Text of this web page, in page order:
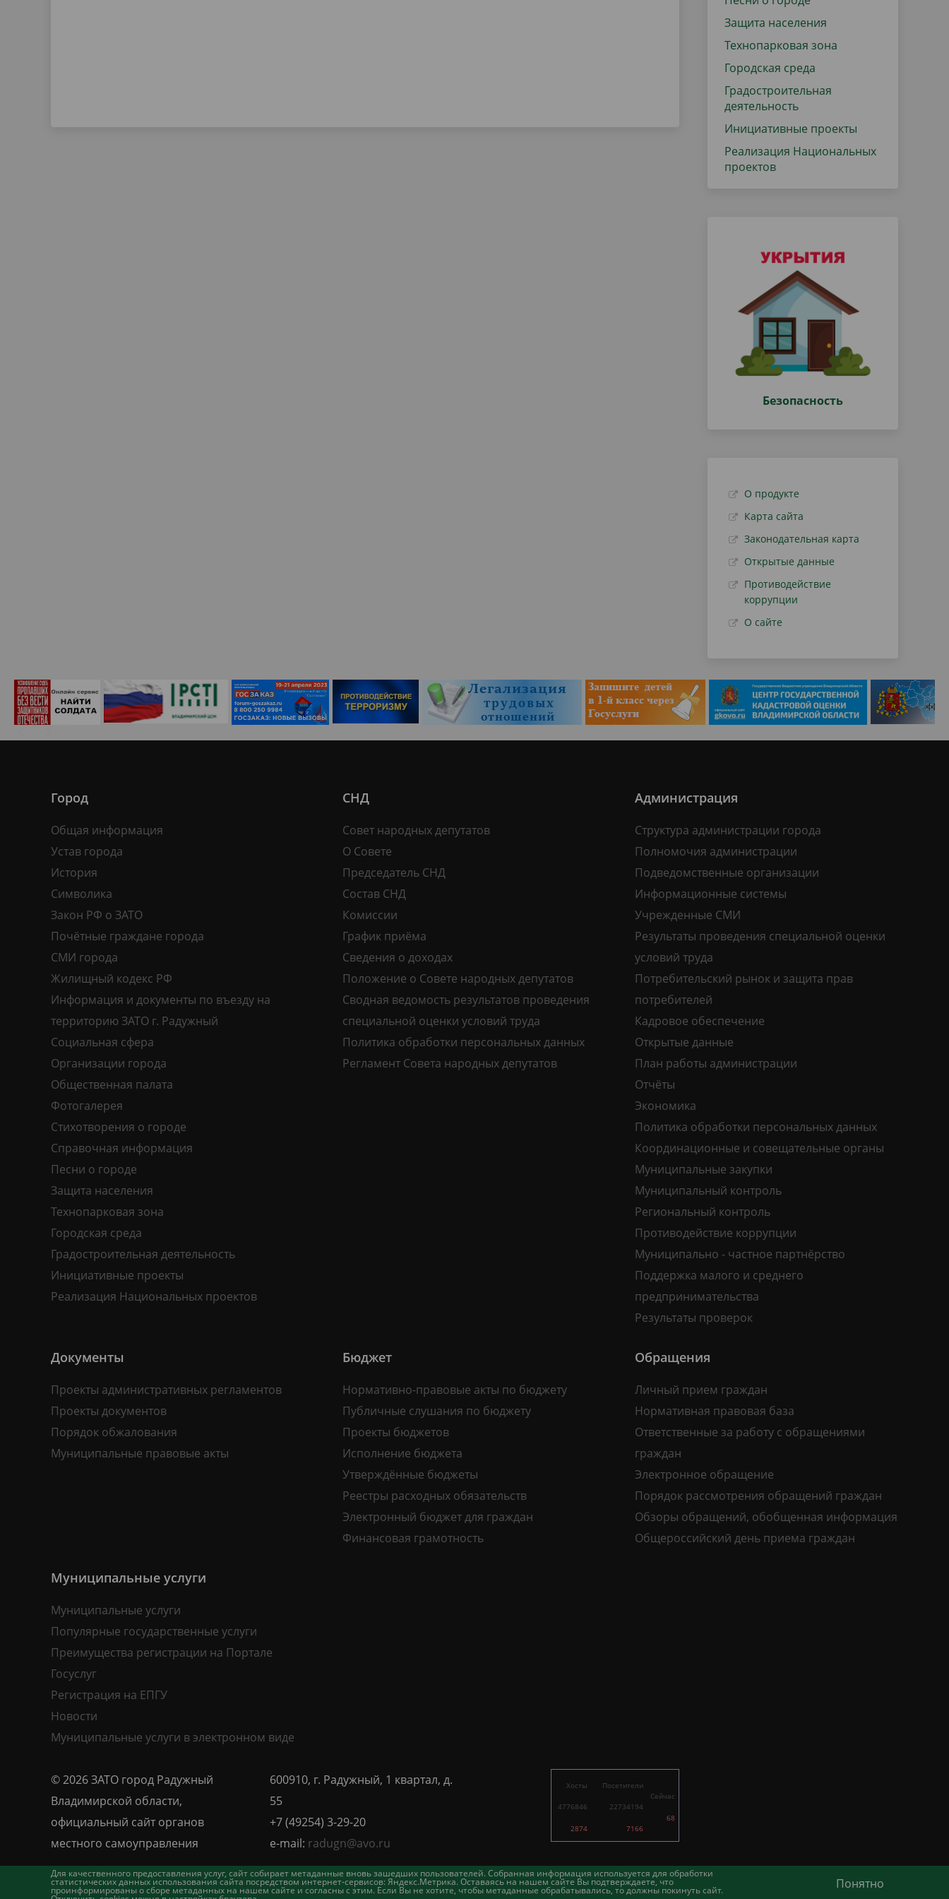
Защита населения
Технопарковая зона
Городская среда
Градостроительная
деятельность
Инициативные проекты
Реализация Национальных
проектов
Безопасность
О продукте
Карта сайта
Законодательная карта
Открытые данные
Противодействие
коррупции
О сайте
Для качественного предоставления услуг, сайт собирает метаданные вновь зашедших пользователей. Собранная информация используется для обработки
статистических данных использования сайта посредством интернет-сервисов: Яндекс.Метрика. Оставаясь на нашем сайте Вы подтверждаете, что
проинформированы о сборе метаданных на нашем сайте и согласны с этим. Если Вы не хотите, чтобы метаданные обрабатывались, то должны покинуть сайт. Понятно
Город
Общая информация
Устав города
История
Символика
Закон РФ о ЗАТО
Почётные граждане города
СМИ города
Жилищный кодекс РФ
Информация и документы по въезду на
территорию ЗАТО г. Радужный
Социальная сфера
Организации города
Общественная палата
Фотогалерея
Стихотворения о городе
Справочная информация
Песни о городе
Защита населения
Технопарковая зона
Городская среда
Градостроительная деятельность
Инициативные проекты
Реализация Национальных проектов
СНД
Совет народных депутатов
О Совете
Председатель СНД
Состав СНД
Комиссии
График приёма
Сведения о доходах
Положение о Совете народных депутатов
Сводная ведомость результатов проведения
специальной оценки условий труда
Политика обработки персональных данных
Регламент Совета народных депутатов
Администрация
Структура администрации города
Полномочия администрации
Подведомственные организации
Информационные системы
Учрежденные СМИ
Результаты проведения специальной оценки
условий труда
Потребительский рынок и защита прав
потребителей
Кадровое обеспечение
Открытые данные
План работы администрации
Отчёты
Экономика
Политика обработки персональных данных
Координационные и совещательные органы
Муниципальные закупки
Муниципальный контроль
Региональный контроль
Противодействие коррупции
Муниципально - частное партнёрство
Поддержка малого и среднего
предпринимательства
Результаты проверок
Документы
Проекты административных регламентов
Проекты документов
Порядок обжалования
Муниципальные правовые акты
Бюджет
Нормативно-правовые акты по бюджету
Публичные слушания по бюджету
Проекты бюджетов
Исполнение бюджета
Утверждённые бюджеты
Реестры расходных обязательств
Электронный бюджет для граждан
Финансовая грамотность
Обращения
Личный прием граждан
Нормативная правовая база
Ответственные за работу с обращениями
граждан
Электронное обращение
Порядок рассмотрения обращений граждан
Обзоры обращений, обобщенная информация
Общероссийский день приема граждан
Муниципальные услуги
Муниципальные услуги
Популярные государственные услуги
Преимущества регистрации на Портале
Госуслуг
Регистрация на ЕПГУ
Новости
Муниципальные услуги в электронном виде
© 2026 ЗАТО город Радужный
Владимирской области,
официальный сайт органов
местного самоуправления
600910, г. Радужный, 1 квартал, д.
55
+7 (49254) 3-29-20
e-mail: radugn@avo.ru
Хосты
4776846
2874
Посетители
22734194
7166
Сейчас
68